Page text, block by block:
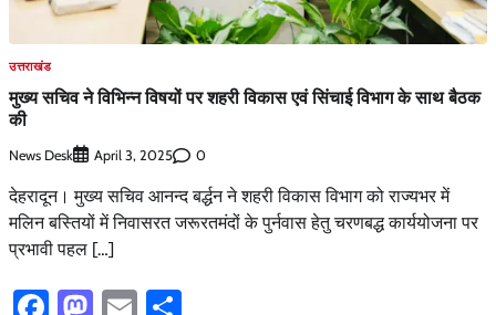
उत्तराखंड
मुख्य सचिव ने विभिन्न विषयों पर शहरी विकास एवं सिंचाई विभाग के साथ बैठक
की
News Desk April 3, 2025 0
देहरादून। मुख्य सचिव आनन्द बर्द्धन ने शहरी विकास विभाग को राज्यभर में
मलिन बस्तियों में निवासरत जरूरतमंदों के पुर्नवास हेतु चरणबद्ध कार्ययोजना पर
प्रभावी पहल […]